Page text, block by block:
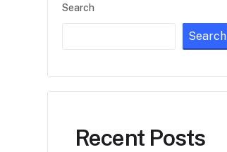
Search
Search
Recent Posts